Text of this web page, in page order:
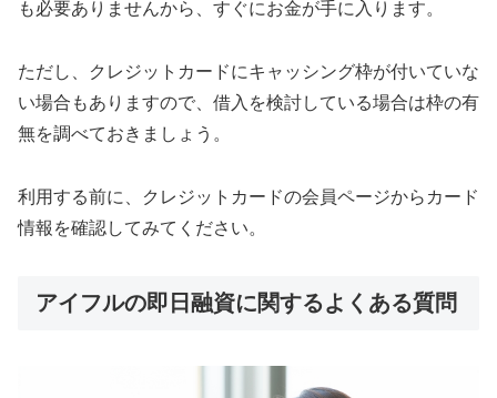
も必要ありませんから、すぐにお金が手に入ります。
ただし、クレジットカードにキャッシング枠が付いていな
い場合もありますので、借入を検討している場合は枠の有
無を調べておきましょう。
利用する前に、クレジットカードの会員ページからカード
情報を確認してみてください。
アイフルの即日融資に関するよくある質問